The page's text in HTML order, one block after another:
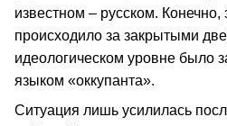
известном – русском. Конечно,
происходило за закрытыми
идеологическом уровне было
языком «оккупанта».
Ситуация лишь усилилась